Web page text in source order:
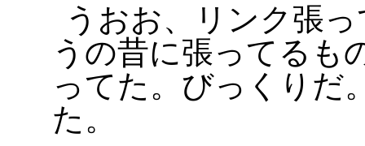
うおお、リンク張
うの昔に張ってるも
ってた。びっくりだ
た。